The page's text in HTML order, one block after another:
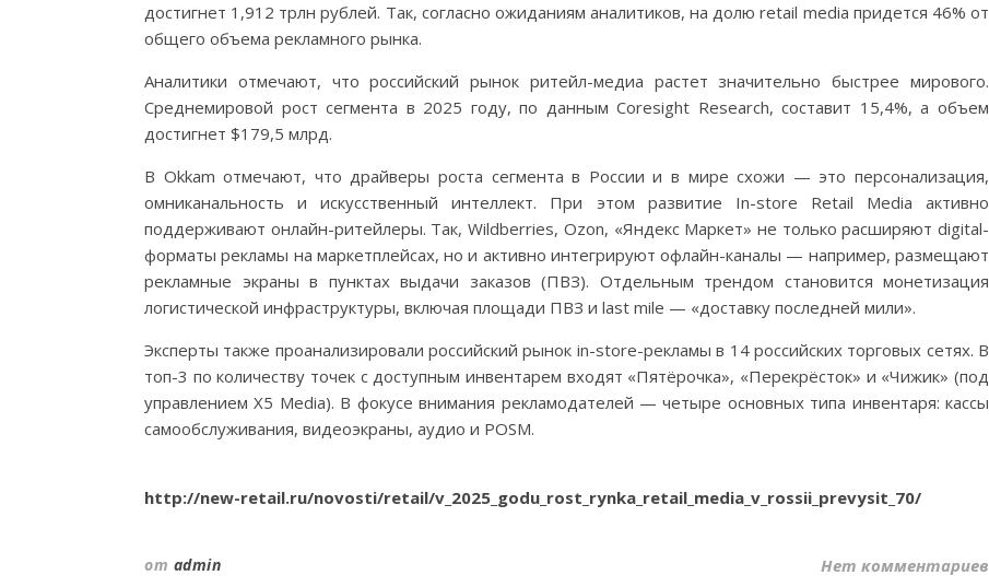
достигнет 1,912 трлн рублей. Так, согласно ожиданиям аналитиков, на долю retail media придется 46% от
общего объема рекламного рынка.
Аналитики отмечают, что российский рынок ритейл-медиа растет значительно быстрее мирового.
Среднемировой рост сегмента в 2025 году, по данным Coresight Research, составит 15,4%, а объем
достигнет $179,5 млрд.
В Okkam отмечают, что драйверы роста сегмента в России и в мире схожи — это персонализация,
омниканальность и искусственный интеллект. При этом развитие In-store Retail Media активно
поддерживают онлайн-ритейлеры. Так, Wildberries, Ozon, «Яндекс Маркет» не только расширяют digital-
форматы рекламы на маркетплейсах, но и активно интегрируют офлайн-каналы — например, размещают
рекламные экраны в пунктах выдачи заказов (ПВЗ). Отдельным трендом становится монетизация
логистической инфраструктуры, включая площади ПВЗ и last mile — «доставку последней мили».
Эксперты также проанализировали российский рынок in-store-рекламы в 14 российских торговых сетях. В
топ-3 по количеству точек с доступным инвентарем входят «Пятёрочка», «Перекрёсток» и «Чижик» (под
управлением X5 Media). В фокусе внимания рекламодателей — четыре основных типа инвентаря: кассы
самообслуживания, видеоэкраны, аудио и POSM.
http://new-retail.ru/novosti/retail/v_2025_godu_rost_rynka_retail_media_v_rossii_prevysit_70/
от admin Нет комментариев